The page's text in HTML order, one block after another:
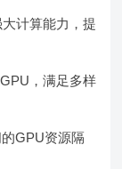
计算能力，提
，满足多样
GPU资源隔